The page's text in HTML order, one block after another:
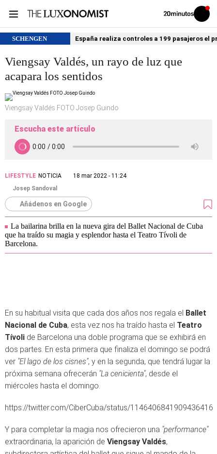
Volver
Iniciar
sesión
SCHENGEN España realiza controles a 199 pasajeros el
Viengsay Valdés, un rayo de luz que
acapara los sentidos
Viengsay Valdés FOTO Josep Guindo
Escucha este artículo
LIFESTYLE NOTICIA
18 mar 2022 - 11:24
Josep Sandoval
Añádenos en Google
La bailarina brilla en la nueva gira del Ballet Nacional de Cuba
que ha traído su magia y esplendor hasta el Teatro Tívoli de
Barcelona.
En su habitual visita que cada dos años nos regala el Ballet
Nacional de Cuba, esta vez nos ha traído hasta el Teatro
Tívoli de Barcelona una doble programa que se exhibirá en
dos partes. En esta primera que finaliza el domingo se podrá
ver "El lago de los cisnes", y en la segunda, que tendrá lugar la
próxima semana ofrecerán "La cenicienta", desde el
miércoles hasta el domingo.
https://twitter.com/CiberCuba/status/1146406841909436416
Y para completar la magia nos ofrecieron una "performance"
extraordinaria, la aparición de Viengsay Valdés,